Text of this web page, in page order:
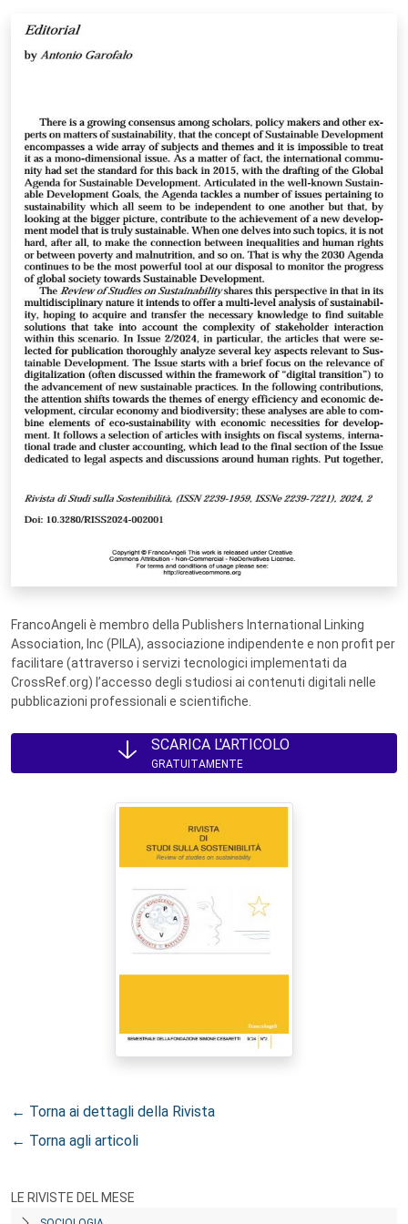
FrancoAngeli è membro della Publishers International Linking
Association, Inc (PILA), associazione indipendente e non profit per
facilitare (attraverso i servizi tecnologici implementati da
CrossRef.org) l’accesso degli studiosi ai contenuti digitali nelle
pubblicazioni professionali e scientifiche.
SCARICA L'ARTICOLO
GRATUITAMENTE
← Torna ai dettagli della Rivista
← Torna agli articoli
LE RIVISTE DEL MESE